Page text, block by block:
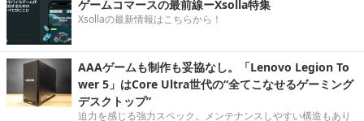
ゲームコマースの最前線ーXsolla特集
Xsollaの最新情報はこちらから！
AAAゲームも制作も妥協なし。「Lenovo Legion To
wer 5」はCore Ultra世代の“全てこなせるゲーミング
デスクトップ”
迫力を感じる強力スペック。メンテナンスしやすい構造もあり